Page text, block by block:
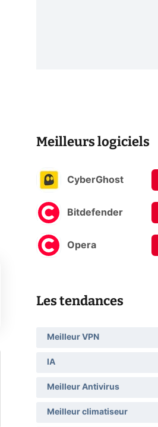
Meilleurs logiciels
CyberGhost
Bitdefender
Opera
Les tendances
Meilleur VPN
IA
Meilleur Antivirus
Meilleur climatiseur